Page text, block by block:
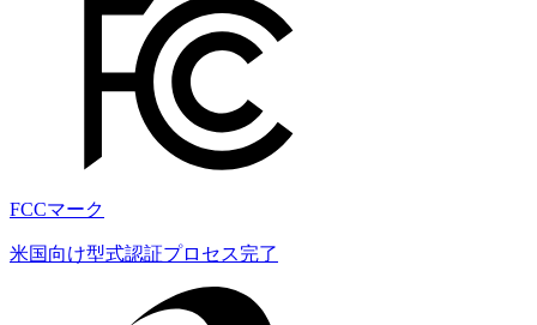
FCCマーク
米国向け型式認証プロセス完了